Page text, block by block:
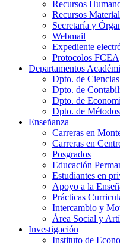
Recursos
Recursos
Secretaría y
Webmail
Expediente
Protocolos FCEA
Departamentos
Dpto. de
Dpto. de
Dpto. de
Dpto. de
Enseñanza
Carreras en
Carreras en
Posgrados
Educación
Estudiantes en
Apoyo a la
Prácticas
Intercambio y
Área Social y
Investigación
Instituto de